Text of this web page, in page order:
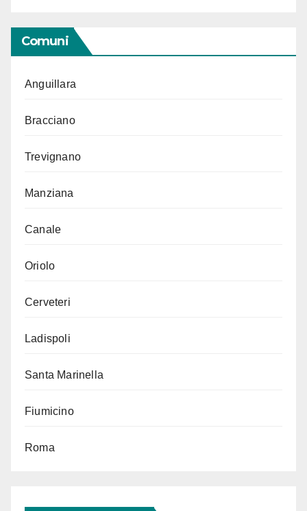
Comuni
Anguillara
Bracciano
Trevignano
Manziana
Canale
Oriolo
Cerveteri
Ladispoli
Santa Marinella
Fiumicino
Roma